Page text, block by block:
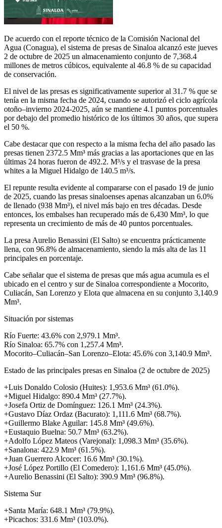
De acuerdo con el reporte técnico de la Comisión Nacional del
Agua (Conagua), el sistema de presas de Sinaloa alcanzó este jueves
2 de octubre de 2025 un almacenamiento conjunto de 7,368.4
millones de metros cúbicos, equivalente al 46.8 % de su capacidad
de conservación.
El nivel de las presas es significativamente superior al 31.7 % que se
tenía en la misma fecha de 2024, cuando se autorizó el ciclo agrícola
otoño–invierno 2024-2025, aún se mantiene 4.1 puntos porcentuales
por debajo del promedio histórico de los últimos 30 años, que supera
el 50 %.
Cabe destacar que con respecto a la misma fecha del año pasado las
presas tienen 2372.5 Mm³ más gracias a las aportaciones que en las
últimas 24 horas fueron de 492.2. M³/s y el trasvase de la presa
whites a la Miguel Hidalgo de 140.5 m³/s.
El repunte resulta evidente al compararse con el pasado 19 de junio
de 2025, cuando las presas sinaloenses apenas alcanzaban un 6.0%
de llenado (938 Mm³), el nivel más bajo en tres décadas. Desde
entonces, los embalses han recuperado más de 6,430 Mm³, lo que
representa un crecimiento de más de 40 puntos porcentuales.
La presa Aurelio Benassini (El Salto) se encuentra prácticamente
llena, con 96.8% de almacenamiento, siendo la más alta de las 11
principales en porcentaje.
Cabe señalar que el sistema de presas que más agua acumula es el
ubicado en el centro y sur de Sinaloa correspondiente a Mocorito,
Culiacán, San Lorenzo y Elota que almacena en su conjunto 3,140.9
Mm³.
Situación por sistemas
Río Fuerte: 43.6% con 2,979.1 Mm³.
Río Sinaloa: 65.7% con 1,257.4 Mm³.
Mocorito–Culiacán–San Lorenzo–Elota: 45.6% con 3,140.9 Mm³.
Estado de las principales presas en Sinaloa (2 de octubre de 2025)
+Luis Donaldo Colosio (Huites): 1,953.6 Mm³ (61.0%).
+Miguel Hidalgo: 890.4 Mm³ (27.7%).
+Josefa Ortiz de Domínguez: 126.1 Mm³ (24.3%).
+Gustavo Díaz Ordaz (Bacurato): 1,111.6 Mm³ (68.7%).
+Guillermo Blake Aguilar: 145.8 Mm³ (49.6%).
+Eustaquio Buelna: 50.7 Mm³ (63.2%).
+Adolfo López Mateos (Varejonal): 1,098.3 Mm³ (35.6%).
+Sanalona: 422.9 Mm³ (61.5%).
+Juan Guerrero Alcocer: 16.6 Mm³ (30.1%).
+José López Portillo (El Comedero): 1,161.6 Mm³ (45.0%).
+Aurelio Benassini (El Salto): 390.9 Mm³ (96.8%).
Sistema Sur
+Santa María: 648.1 Mm³ (79.9%).
+Picachos: 331.6 Mm³ (103.0%).